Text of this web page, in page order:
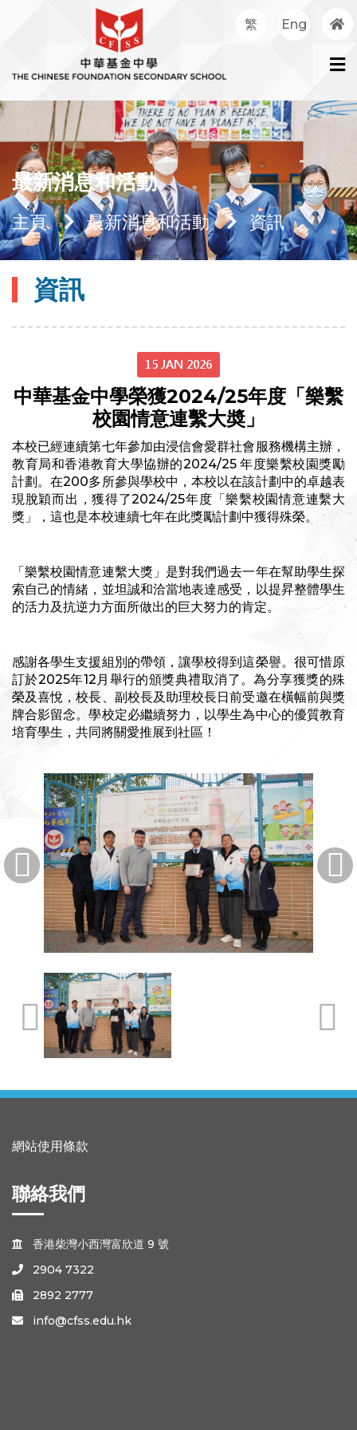
繁 Eng
最新消息和活動
主頁 最新消息和活動 資訊
資訊
15 JAN 2026
中華基金中學榮獲2024/25年度「樂繫
校園情意連繫大奬」
本校已經連續第七年參加由浸信會愛群社會服務機構主辦，
教育局和香港教育大學協辦的2024/25 年度樂繫校園獎勵
計劃。在200多所參與學校中，本校以在該計劃中的卓越表
現脫穎而出，獲得了2024/25年度「樂繫校園情意連繫大
獎」，這也是本校連續七年在此獎勵計劃中獲得殊榮。
「樂繫校園情意連繫大獎」是對我們過去一年在幫助學生探
索自己的情緒，並坦誠和洽當地表達感受，以提昇整體學生
的活力及抗逆力方面所做出的巨大努力的肯定。
感謝各學生支援組別的帶領，讓學校得到這榮譽。很可惜原
訂於2025年12月舉行的頒獎典禮取消了。為分享獲獎的殊
榮及喜悅，校長、副校長及助理校長日前受邀在橫幅前與獎
牌合影留念。學校定必繼續努力，以學生為中心的優質教育
培育學生，共同將關愛推展到社區！
網站使用條款
聯絡我們
 香港柴灣小西灣富欣道 9 號
 2904 7322
 2892 2777
 info@cfss.edu.hk